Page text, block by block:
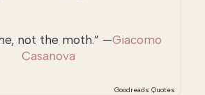
not the moth.” —Giacomo
Casanova
Goodreads Quotes